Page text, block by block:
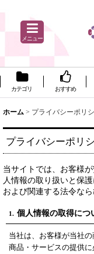
メニュー
カテゴリ おすすめ
ホーム > プライバシーポリ
プライバシーポリ
当サイトでは、お客様
人情報の取り扱いと保
および関連する法令な
1. 個人情報の取得につ
当社は、お客様が当社
商品・サービスの提供